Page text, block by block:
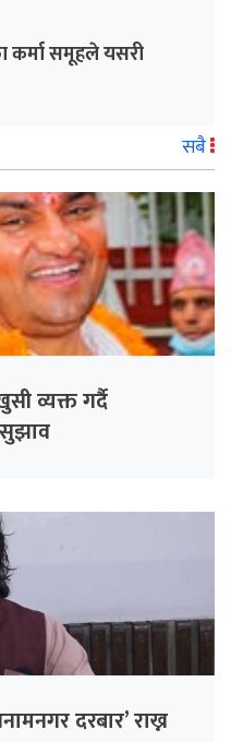
कर्मा समूहले यसरी
सबै
व्यक्त गर्दै
सुझाव
दरबार’ राख्न